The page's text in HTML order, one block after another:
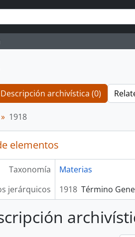
archivística (0)
1918
elementos
Taxonomía
Materias
jerárquicos
1918 Término